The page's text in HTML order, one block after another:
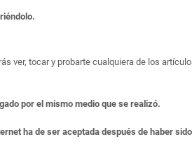
ver, tocar y probarte cualquiera de los
por el mismo medio que se realizó.
ha de ser aceptada después de haber